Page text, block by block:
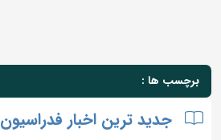
برچسب ها :
جدید ترین اخبار فدراسیون